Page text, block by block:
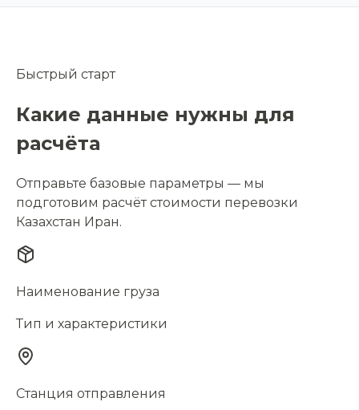
Быстрый старт
Какие данные нужны для
расчёта
Отправьте базовые параметры — мы
подготовим расчёт стоимости перевозки
Казахстан Иран.
Наименование груза
Тип и характеристики
Станция отправления